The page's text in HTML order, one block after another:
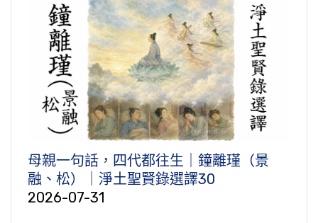
母親一句話，四代都往生｜鐘離瑾（景
融、松）｜淨土聖賢錄選譯30
2026-07-31